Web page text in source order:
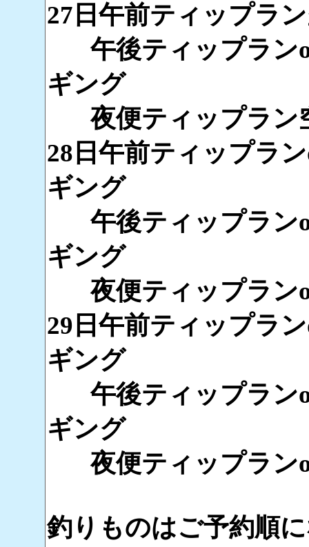
27日午前ティップラ
午後ティップラン
ギング
夜便ティップラン
28日午前ティップラ
ギング
午後ティップラン
ギング
夜便ティップラン
29日午前ティップラ
ギング
午後ティップラン
ギング
夜便ティップラン
釣りものはご予約順